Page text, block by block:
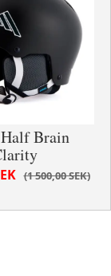
Brain
1 500,00 SEK